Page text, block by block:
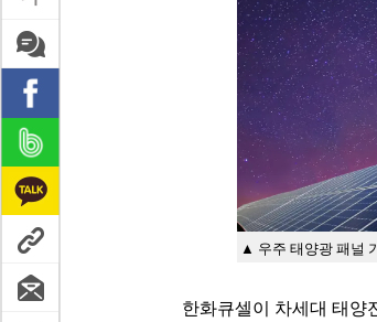
▲ 우주 태양광 패널
한화큐셀이 차세대 태양